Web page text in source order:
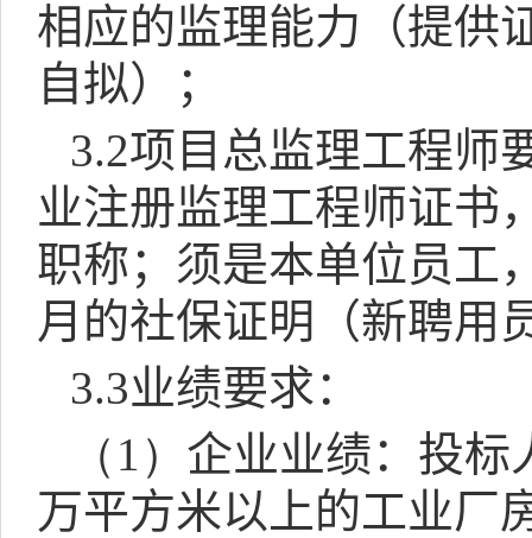
相应的监理能力（提供
自拟）；
3.2项目总监理工程师
业注册监理工程师证书
职称；须是本单位员工
月的社保证明（新聘用
3.3业绩要求：
（1） 企业业绩：投标
万平方米以上的工业厂